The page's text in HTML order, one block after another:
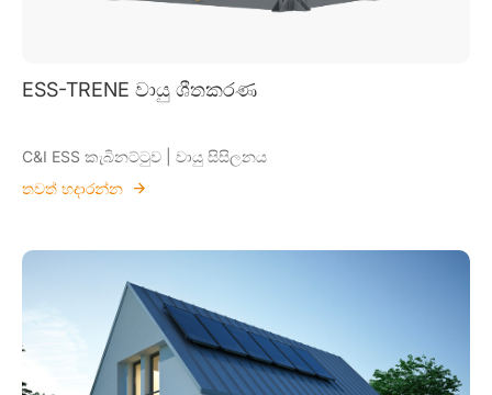
ESS-TRENE වායු ශීතකරණ
C&I ESS කැබිනට්ටුව | වායු සිසිලනය
තවත් හදාරන්න